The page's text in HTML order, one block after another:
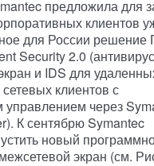
предложила для
клиентов
для России
Security 2.0
и IDS для
клиентов с
управлением через
К сентябрю Symantec
новый
экран (см.